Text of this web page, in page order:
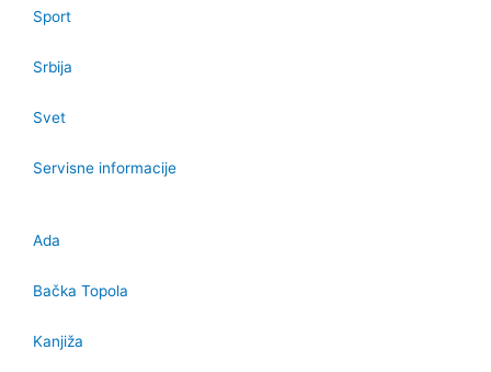
Sport
Srbija
Svet
Servisne informacije
Ada
Bačka Topola
Kanjiža